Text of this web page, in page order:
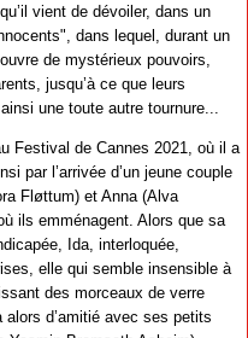
vient de dévoiler, dans un
dans lequel, durant un
de mystérieux pouvoirs,
jusqu’à ce que leurs
une toute autre tournure...
Festival de Cannes 2021, où il a
par l’arrivée d’un jeune couple
Fløttum) et Anna (Alva
ils emménagent. Alors que sa
Ida, interloquée,
elle qui semble insensible à
des morceaux de verre
d’amitié avec ses petits